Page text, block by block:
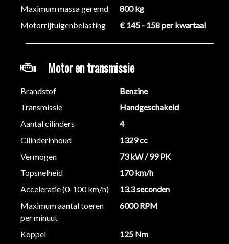
Maximum massa geremd
800 kg
Motorrijtuigenbelasting
€ 145 - 158 per kwartaal
Motor en transmissie
Brandstof
Benzine
Transmissie
Handgeschakeld
Aantal cilinders
4
Cilinderinhoud
1329 cc
Vermogen
73 kW / 99 PK
Topsnelheid
170 km/h
Acceleratie (0-100 km/h)
13.3 seconden
Maximum aantal toeren
per minuut
6000 RPM
Koppel
125 Nm